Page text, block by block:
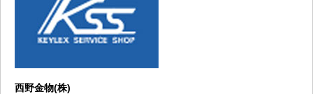
西野金物(株)